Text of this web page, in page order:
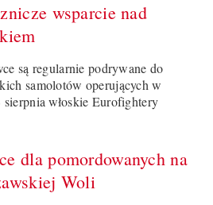
wsparcie nad
są regularnie podrywane do
samolotów operujących w
włoskie Eurofightery
dla pomordowanych na
Woli